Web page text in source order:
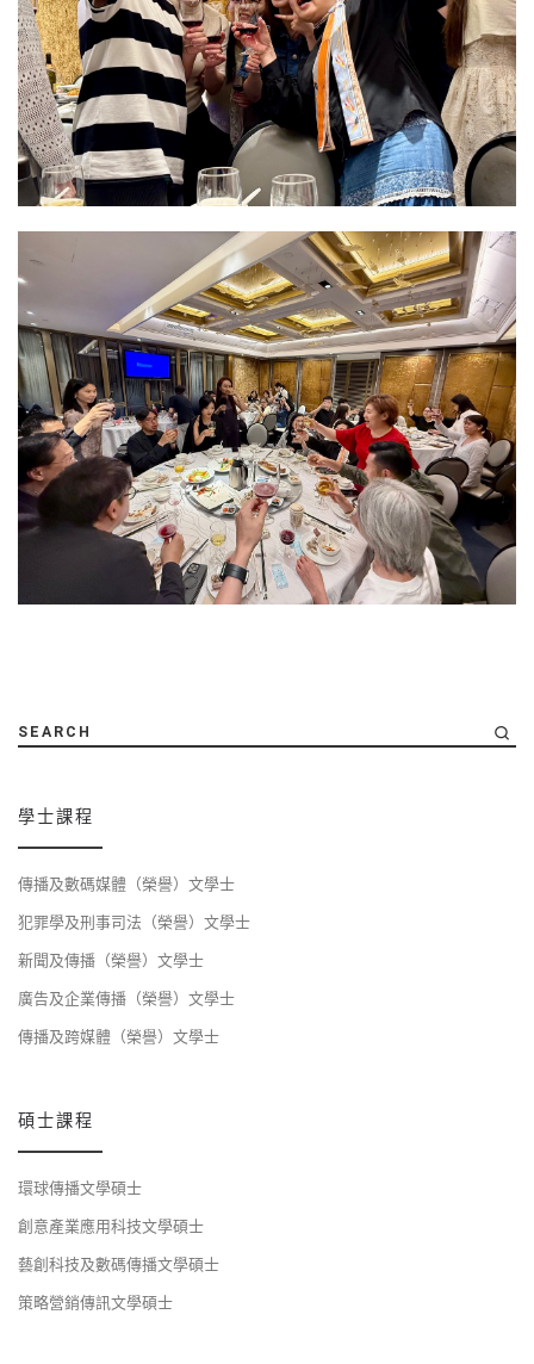
SEARCH
學士課程
傳播及數碼媒體（榮譽）文學士
犯罪學及刑事司法（榮譽）文學士
新聞及傳播（榮譽）文學士
廣告及企業傳播（榮譽）文學士
傳播及跨媒體（榮譽）文學士
碩士課程
環球傳播文學碩士
創意產業應用科技文學碩士
藝創科技及數碼傳播文學碩士
策略營銷傳訊文學碩士